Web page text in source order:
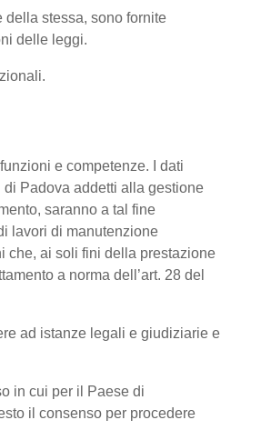
della stessa, sono fornite
delle leggi.
e competenze. I dati
Padova addetti alla gestione
saranno a tal fine
lavori di manutenzione
che, ai soli fini della prestazione
a norma dell’art. 28 del
ad istanze legali e giudiziarie e
in cui per il Paese di
il consenso per procedere